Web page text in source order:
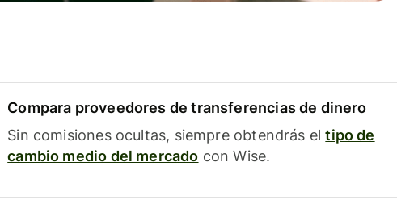
Compara proveedores de transferencias de dinero
Sin comisiones ocultas, siempre obtendrás eltipo de
cambio medio del mercado con Wise.